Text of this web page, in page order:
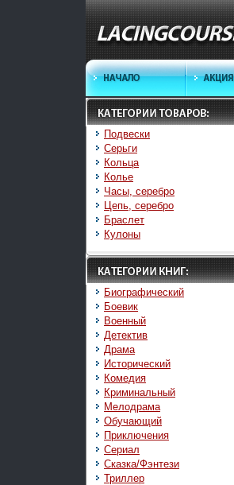
Подвески
Серьги
Кольца
Колье
Часы, серебро
Цепь, серебро
Браслет
Кулоны
Биографический
Боевик
Военный
Детектив
Драма
Исторический
Комедия
Криминальный
Мелодрама
Обучающий
Приключения
Сериал
Сказка/Фэнтези
Триллер